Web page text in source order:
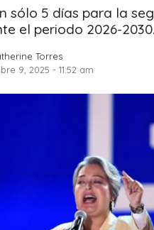
sólo 5 días para la
el periodo 2026-2030.
Torres
9, 2025 - 11:52 am